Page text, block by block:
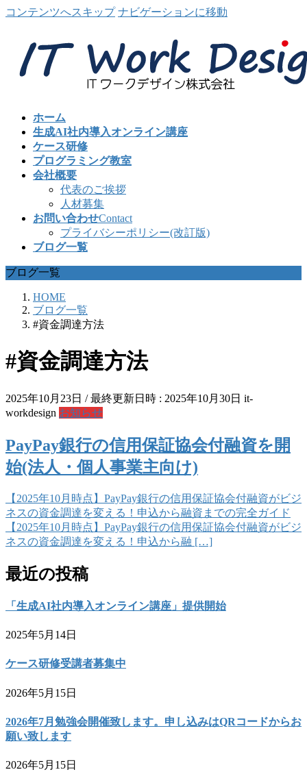
コンテンツへスキップ ナビゲーションに移動
ホーム
生成AI社内導入オンライン講座
ケース研修
プログラミング教室
会社概要
代表のご挨拶
人材募集
お問い合わせContact
プライバシーポリシー(改訂版)
ブログ一覧
ブログ一覧
HOME
ブログ一覧
#資金調達方法
#資金調達方法
2025年10月23日 / 最終更新日時 : 2025年10月30日 it-
workdesign お知らせ
PayPay銀行の信用保証協会付融資を開
始(法人・個人事業主向け)
【2025年10月時点】PayPay銀行の信用保証協会付融資がビジ
ネスの資金調達を変える！申込から融資までの完全ガイド
【2025年10月時点】PayPay銀行の信用保証協会付融資がビジ
ネスの資金調達を変える！申込から融 […]
最近の投稿
「生成AI社内導入オンライン講座」提供開始
2025年5月14日
ケース研修受講者募集中
2026年5月15日
2026年7月勉強会開催致します。申し込みはQRコードからお
願い致します
2026年5月15日